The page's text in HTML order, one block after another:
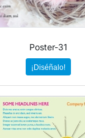
Poster-31
¡Diséñalo!